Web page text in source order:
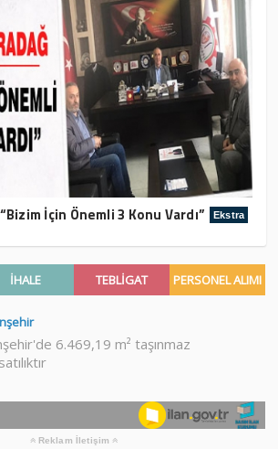
İçin Önemli 3 Konu Vardı” Ekstra
Reklam İletişim